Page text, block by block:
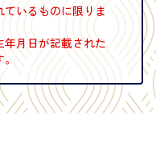
いるものに限りま
月日が記載された
。